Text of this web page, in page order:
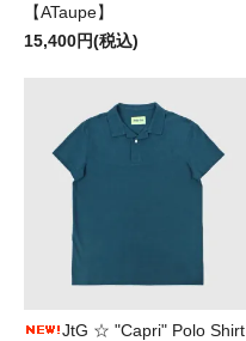
【ATaupe】
15,400円(税込)
JtG ☆ "Capri" Polo Shirt